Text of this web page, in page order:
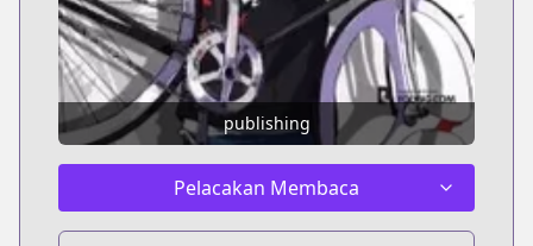
publishing
Pelacakan Membaca